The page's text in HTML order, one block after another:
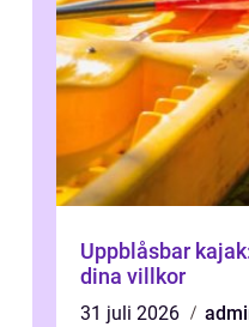
Uppblåsbar
dina villkor
31 juli 2026